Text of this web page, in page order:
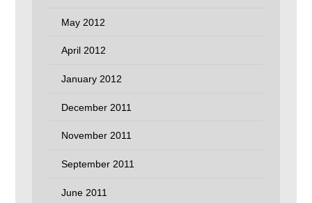
May 2012
April 2012
January 2012
December 2011
November 2011
September 2011
June 2011